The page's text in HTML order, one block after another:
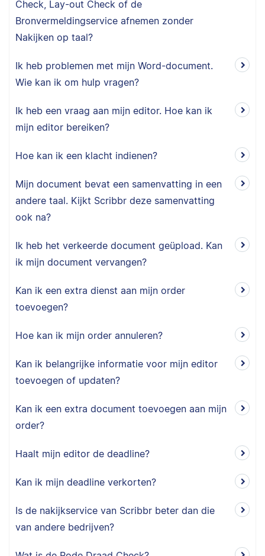
Check, Lay-out Check of de
Bronvermeldingservice afnemen zonder
Nakijken op taal?
Ik heb problemen met mijn Word-document.
Wie kan ik om hulp vragen?
Ik heb een vraag aan mijn editor. Hoe kan ik
mijn editor bereiken?
Hoe kan ik een klacht indienen?
Mijn document bevat een samenvatting in een
andere taal. Kijkt Scribbr deze samenvatting
ook na?
Ik heb het verkeerde document geüpload. Kan
ik mijn document vervangen?
Kan ik een extra dienst aan mijn order
toevoegen?
Hoe kan ik mijn order annuleren?
Kan ik belangrijke informatie voor mijn editor
toevoegen of updaten?
Kan ik een extra document toevoegen aan mijn
order?
Haalt mijn editor de deadline?
Kan ik mijn deadline verkorten?
Is de nakijkservice van Scribbr beter dan die
van andere bedrijven?